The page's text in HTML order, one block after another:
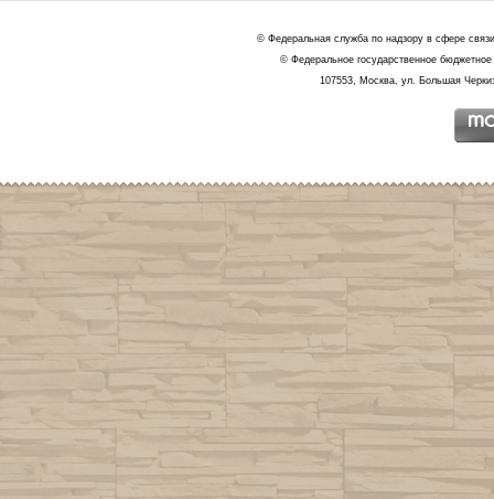
© Федеральная служба по надзору в сфере
© Федеральное государственное
107553, Москва, ул. Большая